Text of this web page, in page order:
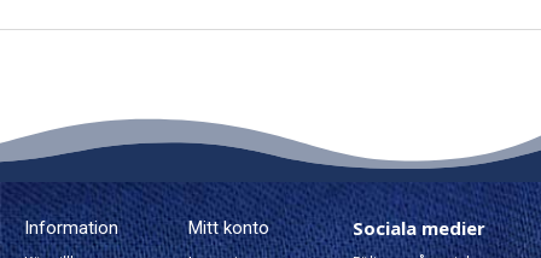
Information Mitt konto Sociala medier